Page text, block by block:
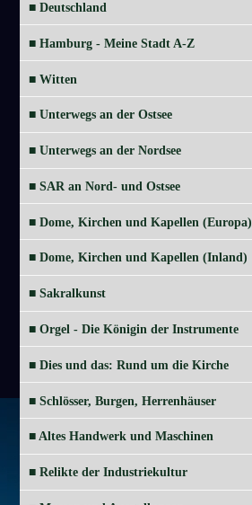
■ Deutschland
■ Hamburg - Meine Stadt A-Z
■ Witten
■ Unterwegs an der Ostsee
■ Unterwegs an der Nordsee
■ SAR an Nord- und Ostsee
■ Dome, Kirchen und Kapellen (Europa)
■ Dome, Kirchen und Kapellen (Inland)
■ Sakralkunst
■ Orgel - Die Königin der Instrumente
■ Dies und das: Rund um die Kirche
■ Schlösser, Burgen, Herrenhäuser
■ Altes Handwerk und Maschinen
■ Relikte der Industriekultur